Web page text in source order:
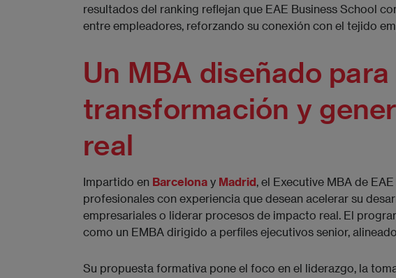
resultados del ranking reflejan que EAE Business School
entre empleadores, reforzando su conexión con el tejido
Un MBA diseñado
transformación y
real
Impartido en Barcelona y Madrid, el Executive MBA de
profesionales con experiencia que desean acelerar su
empresariales o liderar procesos de impacto real. El
como un EMBA dirigido a perfiles ejecutivos senior,
Su propuesta formativa pone el foco en el liderazgo, la